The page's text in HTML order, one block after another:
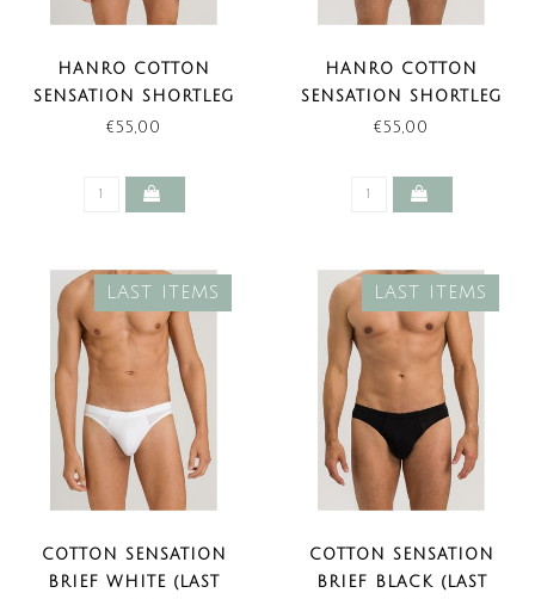
HANRO COTTON
SENSATION SHORTLEG
PANTS BLACK
€55,00
HANRO COTTON
SENSATION SHORTLEG
PANTS WHITE
€55,00
LAST ITEMS
COTTON SENSATION
BRIEF WHITE (LAST
LAST ITEMS
COTTON SENSATION
BRIEF BLACK (LAST